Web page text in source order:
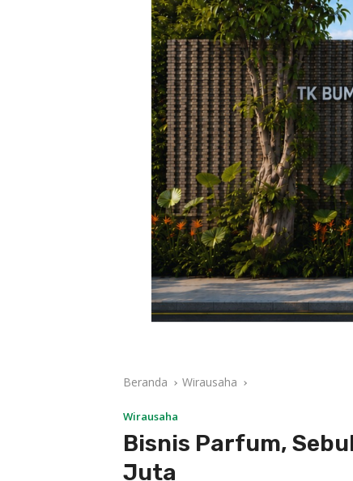
Beranda Wirausaha
Wirausaha
Bisnis Parfum,
Juta